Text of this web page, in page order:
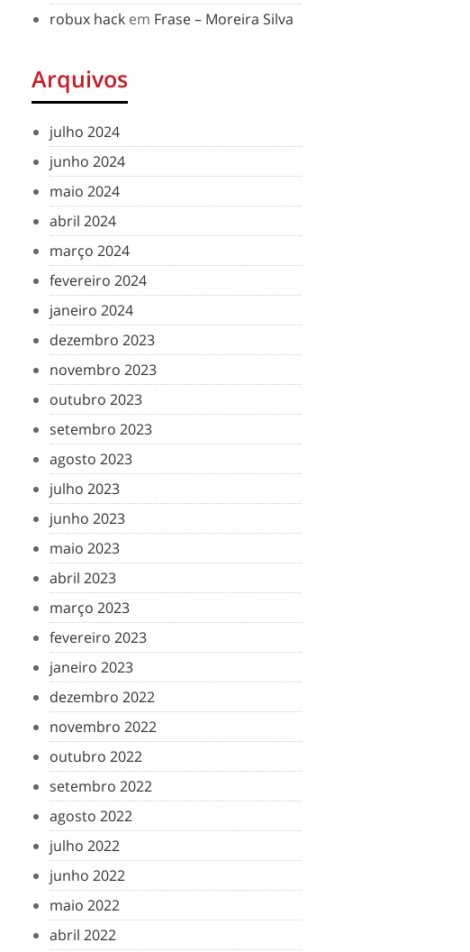
robux hack em Frase – Moreira Silva
Arquivos
julho 2024
junho 2024
maio 2024
abril 2024
março 2024
fevereiro 2024
janeiro 2024
dezembro 2023
novembro 2023
outubro 2023
setembro 2023
agosto 2023
julho 2023
junho 2023
maio 2023
abril 2023
março 2023
fevereiro 2023
janeiro 2023
dezembro 2022
novembro 2022
outubro 2022
setembro 2022
agosto 2022
julho 2022
junho 2022
maio 2022
abril 2022